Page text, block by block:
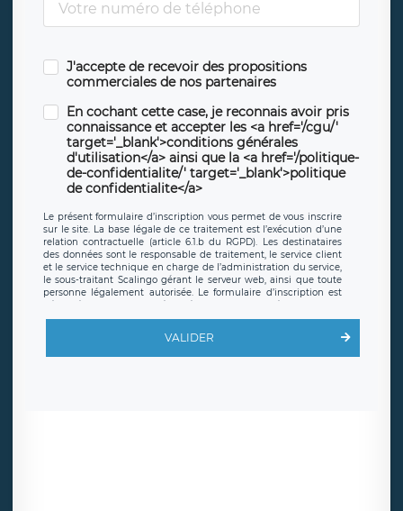
J'accepte de recevoir des propositions
commerciales de nos partenaires
En cochant cette case, je reconnais avoir pris
connaissance et accepter les <a href='/cgu/'
target='_blank'>conditions générales
d'utilisation</a> ainsi que la <a href='/politique-
de-confidentialite/' target='_blank'>politique
de confidentialite</a>
Le présent formulaire d’inscription vous permet de vous inscrire
sur le site. La base légale de ce traitement est l’exécution d’une
relation contractuelle (article 6.1.b du RGPD). Les destinataires
des données sont le responsable de traitement, le service client
et le service technique en charge de l’administration du service,
le sous-traitant Scalingo gérant le serveur web, ainsi que toute
personne légalement autorisée. Le formulaire d’inscription est
offrant desclauses de protection conformes au RGPD. Les
en sollicite la suppression, étant entendu que vous pouvez
demander la suppression de vos données et retirer votre
VALIDER